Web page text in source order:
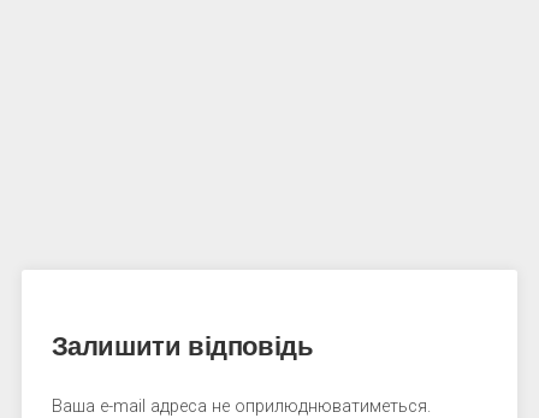
Залишити відповідь
Ваша e-mail адреса не оприлюднюватиметься.